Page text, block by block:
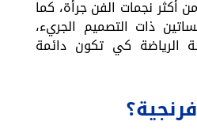
أكثر نجمات الفن جرأة، كما
ذات التصميم الجريء،
الرياضة كي تكون دائمة